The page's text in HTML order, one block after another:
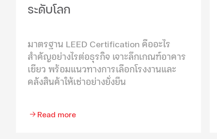
ระดับโลก
มาตรฐาน LEED Certification คืออะไร
สำคัญอย่างไรต่อธุรกิจ เจาะลึกเกณฑ์อาคาร
เขียว พร้อมแนวทางการเลือกโรงงานและ
คลังสินค้าให้เช่าอย่างยั่งยืน
Read more